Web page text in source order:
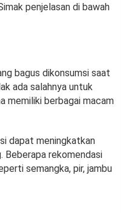
penjelasan di bawah
bagus dikonsumsi saat
ada salahnya untuk
memiliki berbagai macam
dapat meningkatkan
Beberapa rekomendasi
semangka, pir, jambu